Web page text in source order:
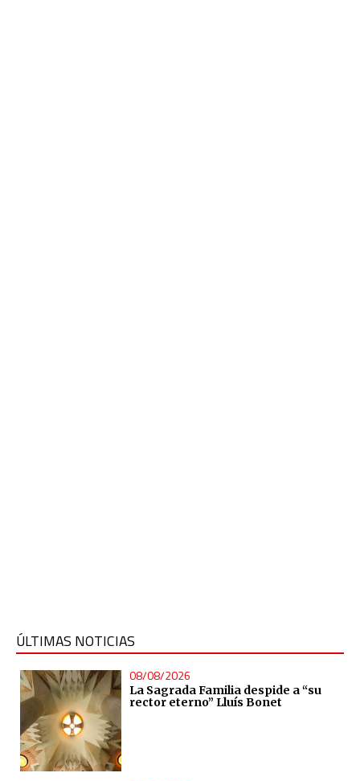
ÚLTIMAS NOTICIAS
08/08/2026
La Sagrada Familia despide a “su
rector eterno” Lluís Bonet